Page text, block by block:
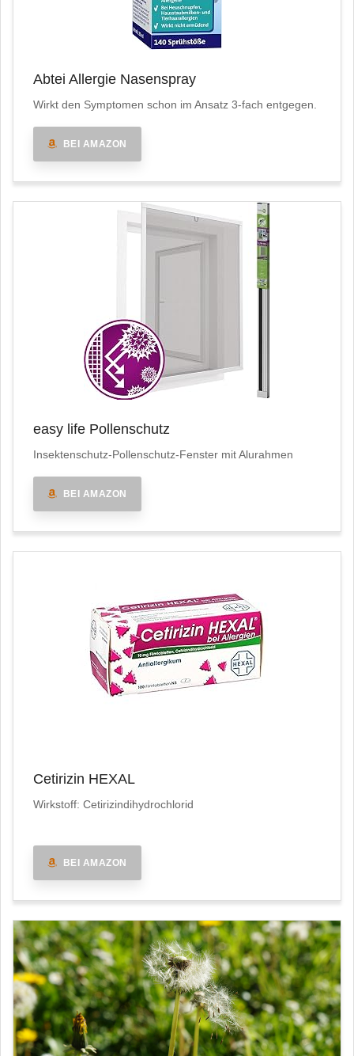
Abtei Allergie Nasenspray
Wirkt den Symptomen schon im Ansatz 3-fach entgegen.
BEI AMAZON
easy life Pollenschutz
Insektenschutz-Pollenschutz-Fenster mit Alurahmen
BEI AMAZON
Cetirizin HEXAL
Wirkstoff: Cetirizindihydrochlorid
BEI AMAZON